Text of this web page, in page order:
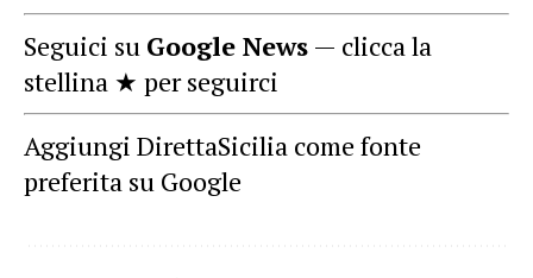
Seguici su Google News — clicca la
stellina ★ per seguirci
Aggiungi DirettaSicilia come fonte
preferita su Google